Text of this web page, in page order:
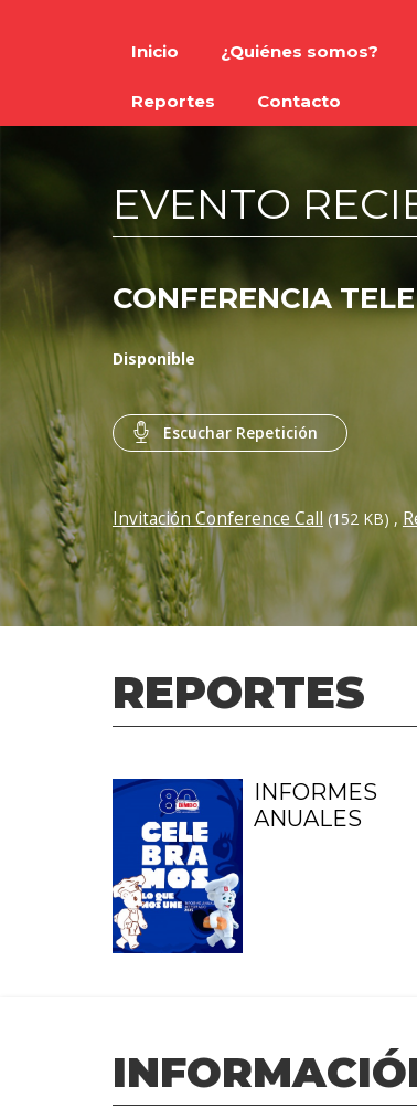
Inicio ¿Quiénes somos?
Reportes Contacto
EVENTO
CONFERENCIA
Disponible
Escuchar Repetición
Invitación Conference Call (152 KB) ,
REPORTES
INFORMES
ANUALES